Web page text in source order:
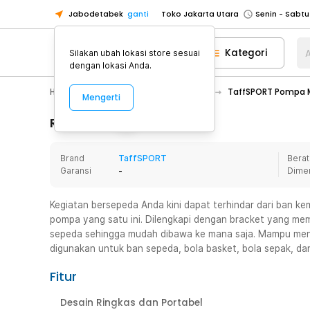
Jabodetabek ganti Toko Jakarta Utara
Toko Tangerang
Toko Cikupa
Pick n Go Jakarta Barat
Senin -
Pick n Go Bekasi
Senin - Jumat
Senin - Jumat
Senin -
Toko Jakarta Barat
Senin -
Toko Tangerang
Toko Cikupa
Pick n Go Jakarta Barat
Senin -
Kategori
Hobby Mobil TaffSPORT Pompa
Rincian Produk
Brand
TaffSPORT
Garansi
-
Kegiatan bersepeda Anda kini dapat terhindar dari ban
pompa yang satu ini. Dilengkapi dengan bracket yang
sepeda sehingga mudah dibawa ke mana saja. Mampu
digunakan untuk ban sepeda, bola basket, bola sepak,
Fitur
Desain Ringkas dan Portabel
Silakan ubah lokasi store sesuai
dengan lokasi Anda.
Mengerti